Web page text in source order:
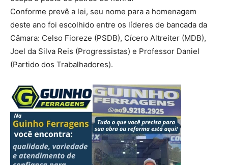
Conforme prevê a lei, seu nome para a homenagem
deste ano foi escolhido entre os líderes de bancada da
Câmara: Celso Fioreze (PSDB), Cícero Altreiter (MDB),
Joel da Silva Reis (Progressistas) e Professor Daniel
(Partido dos Trabalhadores).